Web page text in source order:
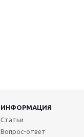
ИНФОРМАЦИЯ
Статьи
Вопрос-ответ